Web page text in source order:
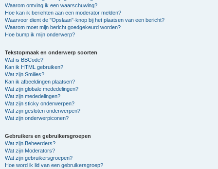
Waarom ontving ik een waarschuwing?
Hoe kan ik berichten aan een moderator melden?
Waarvoor dient de "Opslaan"-knop bij het plaatsen van een bericht?
Waarom moet mijn bericht goedgekeurd worden?
Hoe bump ik mijn onderwerp?
Tekstopmaak en onderwerp soorten
Wat is BBCode?
Kan ik HTML gebruiken?
Wat zijn Smilies?
Kan ik afbeeldingen plaatsen?
Wat zijn globale mededelingen?
Wat zijn mededelingen?
Wat zijn sticky onderwerpen?
Wat zijn gesloten onderwerpen?
Wat zijn onderwerpiconen?
Gebruikers en gebruikersgroepen
Wat zijn Beheerders?
Wat zijn Moderators?
Wat zijn gebruikersgroepen?
Hoe word ik lid van een gebruikersgroep?